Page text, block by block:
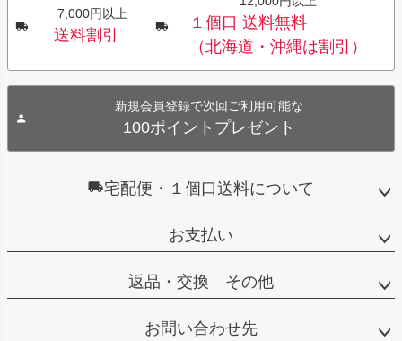
7,000円以上
送料割引
１個口 送料無料
（北海道・沖縄は割引）
新規会員登録で次回ご利用可能な
100ポイントプレゼント
宅配便・１個口送料について
お支払い
返品・交換 その他
お問い合わせ先